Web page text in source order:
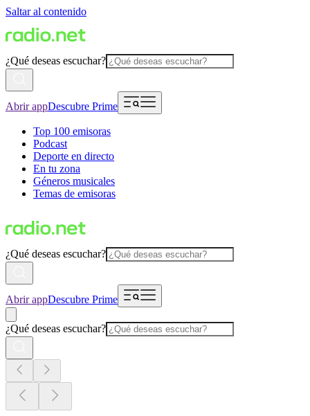
Saltar al contenido
¿Qué deseas escuchar?
Abrir appDescubre Prime
Top 100 emisoras
Podcast
Deporte en directo
En tu zona
Géneros musicales
Temas de emisoras
¿Qué deseas escuchar?
Abrir appDescubre Prime
¿Qué deseas escuchar?